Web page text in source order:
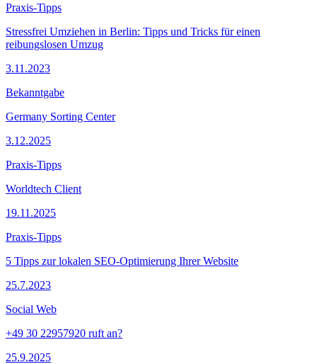
Praxis-Tipps
Stressfrei Umziehen in Berlin: Tipps und Tricks für einen
reibungslosen Umzug
3.11.2023
Bekanntgabe
Germany Sorting Center
3.12.2025
Praxis-Tipps
Worldtech Client
19.11.2025
Praxis-Tipps
5 Tipps zur lokalen SEO-Optimierung Ihrer Website
25.7.2023
Social Web
+49 30 22957920 ruft an?
25.9.2025